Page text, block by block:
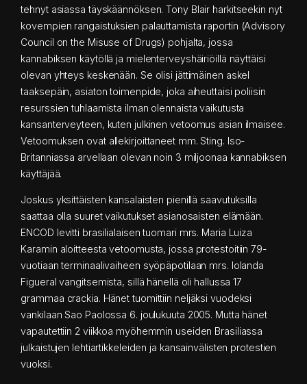
tehnyt asiassa täyskäännöksen. Tony Blair harkitseekin nyt
kovempien rangaistuksien palauttamista raportin (Advisory
Council on the Misuse of Drugs) pohjalta, jossa
kannabiksen käytöllä ja mielenterveyshäiriöillä näyttäisi
olevan yhteys keskenään. Se olisi jättimäinen askel
taaksepäin, asiaton toimenpide, joka aiheuttaisi poliisin
resurssien tuhlaamista ilman olennaista vaikutusta
kansanterveyteen, kuten julkinen vetoomus asian ilmaisee.
Vetoomuksen ovat allekirjoittaneet mm. Sting. Iso-
Britanniassa arvellaan olevan noin 3 miljoonaa kannabiksen
käyttäjää.
Joskus yksittäisten kansalaisten pienillä saavutuksilla
saattaa olla suuret vaikutukset asianosaisten elämään.
ENCOD levitti brasilialaisen tuomari mrs. Maria Luiza
Karamin aloitteesta vetoomusta, jossa protestoitiin 79-
vuotiaan terminaalivaiheen syöpäpotilaan mrs. Iolanda
Figueral vangitsemista, sillä hänellä oli hallussa 17
grammaa crackia. Hänet tuomittiin neljäksi vuodeksi
vankilaan Sao Paolossa 6. joulukuuta 2005. Mutta hänet
vapautettiin 2 viikkoa myöhemmin useiden Brasiliassa
julkaistujen lehtiartikkeleiden ja kansainvälisten protestien
vuoksi.